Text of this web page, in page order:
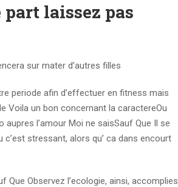
laissez pas
sur mater d’autres filles
periode afin d’effectuer en fitness mais
Voila un bon concernant la caractereOu
aupres l’amour Moi ne saisSauf Que Il se
stressant, alors qu’ ca dans encourt
Que Observez l’ecologie, ainsi, accomplies